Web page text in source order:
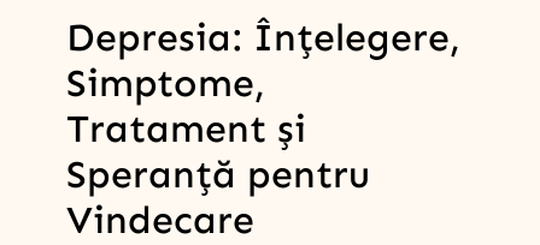
Depresia: Înțelegere,
Simptome,
Tratament și
Speranță pentru
Vindecare